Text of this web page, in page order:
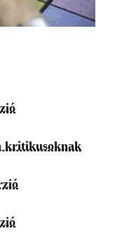
kritikusoknak